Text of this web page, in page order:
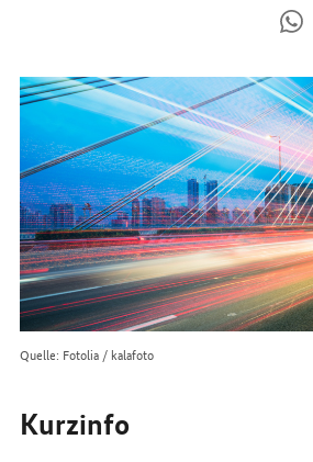
uns
im
Quelle: Fotolia / kalafoto
Kurzinfo